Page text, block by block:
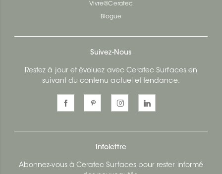
Vivre@Ceratec
Blogue
Suivez-Nous
Restez à jour et évoluez avec Ceratec Surfaces en
suivant du contenu actuel et tendance.
Infolettre
Abonnez-vous à Ceratec Surfaces pour rester informé